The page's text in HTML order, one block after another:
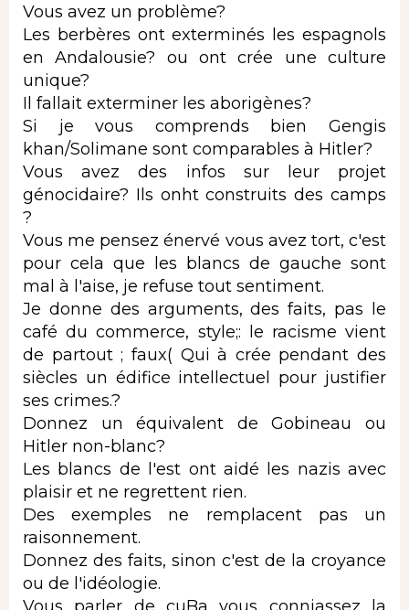
Vous avez un problème?
Les berbères ont exterminés les espagnols
en Andalousie? ou ont crée une culture
unique?
Il fallait exterminer les aborigènes?
Si je vous comprends bien Gengis
khan/Solimane sont comparables à Hitler?
Vous avez des infos sur leur projet
génocidaire? Ils onht construits des camps
?
Vous me pensez énervé vous avez tort, c'est
pour cela que les blancs de gauche sont
mal à l'aise, je refuse tout sentiment.
Je donne des arguments, des faits, pas le
café du commerce, style;: le racisme vient
de partout ; faux( Qui à crée pendant des
siècles un édifice intellectuel pour justifier
ses crimes.?
Donnez un équivalent de Gobineau ou
Hitler non-blanc?
Les blancs de l'est ont aidé les nazis avec
plaisir et ne regrettent rien.
Des exemples ne remplacent pas un
raisonnement.
Donnez des faits, sinon c'est de la croyance
ou de l'idéologie.